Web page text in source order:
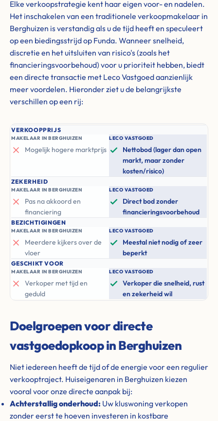
Elke verkoopstrategie kent haar eigen voor- en nadelen.
Het inschakelen van een traditionele verkoopmakelaar in
Berghuizen is verstandig als u de tijd heeft en speculeert
op een biedingsstrijd op Funda. Wanneer snelheid,
discretie en het uitsluiten van risico's (zoals het
financieringsvoorbehoud) voor u prioriteit hebben, biedt
een directe transactie met Leco Vastgoed aanzienlijk
meer voordelen. Hieronder ziet u de belangrijkste
verschillen op een rij:
VERKOOPPRIJS
MAKELAAR IN BERGHUIZEN
Mogelijk hogere marktprijs
LECO VASTGOED
Nettobod (lager dan open
markt, maar zonder
kosten/risico)
ZEKERHEID
MAKELAAR IN BERGHUIZEN
Pas na akkoord en
financiering
LECO VASTGOED
Direct bod zonder
financieringsvoorbehoud
BEZICHTIGINGEN
MAKELAAR IN BERGHUIZEN
Meerdere kijkers over de
vloer
LECO VASTGOED
Meestal niet nodig of zeer
beperkt
GESCHIKT VOOR
MAKELAAR IN BERGHUIZEN
Verkoper met tijd en
geduld
LECO VASTGOED
Verkoper die snelheid, rust
en zekerheid wil
Doelgroepen voor directe
vastgoedopkoop in Berghuizen
Niet iedereen heeft de tijd of de energie voor een regulier
verkooptraject. Huiseigenaren in Berghuizen kiezen
vooral voor onze directe aanpak bij:
Achterstallig onderhoud: Uw kluswoning verkopen
zonder eerst te hoeven investeren in kostbare